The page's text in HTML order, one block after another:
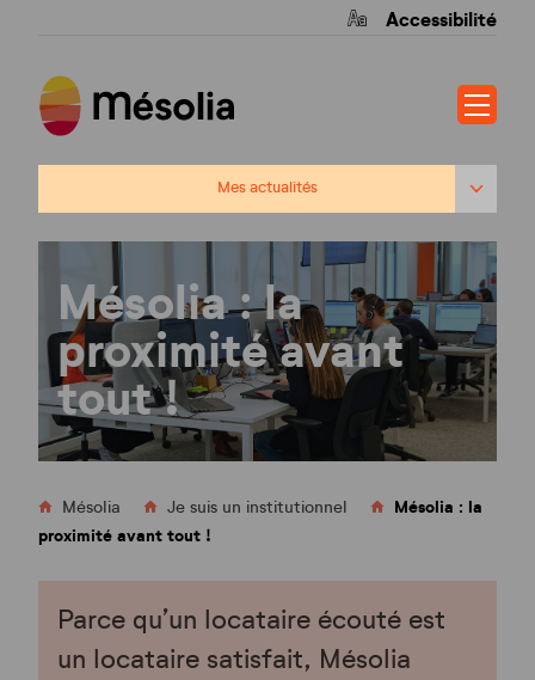
Accessibilité
Mes actualités
Le patrimoine de Mésolia
Mésolia : la proximité avant tout !
Les opérations phares
Ginko Ardillos
Mésolia : la
proximité avant
tout !
Mésolia Je suis un institutionnel
Mésolia : la
proximité avant tout !
Parce qu’un locataire écouté est
un locataire satisfait, Mésolia